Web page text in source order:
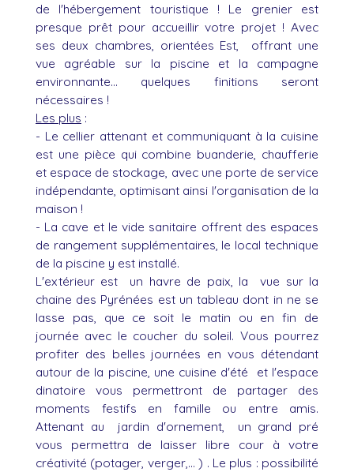
de l'hébergement touristique ! Le grenier est
presque prêt pour accueillir votre projet ! Avec
ses deux chambres, orientées Est, offrant une
vue agréable sur la piscine et la campagne
environnante... quelques finitions seront
nécessaires !
Les plus :
- Le cellier attenant et communiquant à la cuisine
est une pièce qui combine buanderie, chaufferie
et espace de stockage, avec une porte de service
indépendante, optimisant ainsi l'organisation de la
maison !
- La cave et le vide sanitaire offrent des espaces
de rangement supplémentaires, le local technique
de la piscine y est installé.
L'extérieur est un havre de paix, la vue sur la
chaine des Pyrénées est un tableau dont in ne se
lasse pas, que ce soit le matin ou en fin de
journée avec le coucher du soleil. Vous pourrez
profiter des belles journées en vous détendant
autour de la piscine, une cuisine d'été et l'espace
dinatoire vous permettront de partager des
moments festifs en famille ou entre amis.
Attenant au jardin d'ornement, un grand pré
vous permettra de laisser libre cour à votre
créativité (potager, verger,... ) . Le plus : possibilité